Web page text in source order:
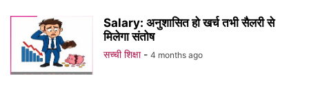
Salary: अनुशासित हो खर्च तभी सैलरी से
मिलेगा संतोष
सच्ची शिक्षा - 4 months ago